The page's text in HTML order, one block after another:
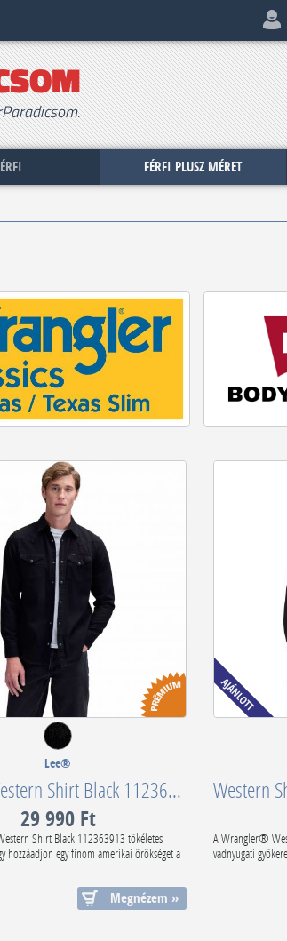
FÉRFI PLUSZ MÉRET
Lee®
Regular Western Shirt Black 112363913
29 990 Ft
Shirt Black 112363913 tökéletes
hozzáadjon egy finom amerikai örökséget a
Megnézem »
A Wrangler®
vadnyugati